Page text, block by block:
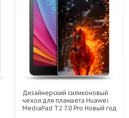
Дизайнерский силиконовый
чехол для планшета Huawei
MediaPad T2 7.0 Pro Новый год